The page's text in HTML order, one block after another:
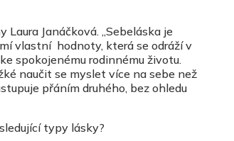
Janáčková. „Sebeláska je
vlastní hodnoty, která se odráží v
spokojenému rodinnému životu.
naučit se myslet více na sebe než
přáním druhého, bez ohledu
typy lásky?